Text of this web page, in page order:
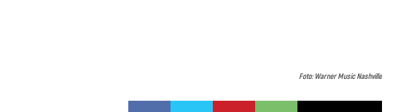
Foto: Warner Music Nashville